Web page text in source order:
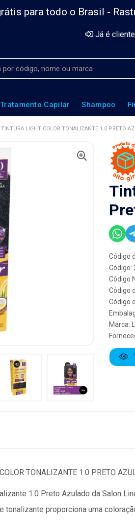
para todo o Brasil -
Já é
Tratamento Capilar Shampoo
TINTURA LIGHT COLOR TONALIZANTE 1.0 PRETO
Código
Código:
Código
Código
Código
Marca:
TONALIZANTE 1.0 PRETO
1.0 Preto Azulado da Salon
tonalizante proporciona uma